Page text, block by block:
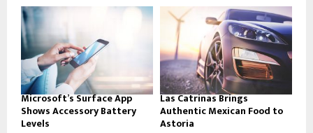
Microsoft’s Surface App
Shows Accessory Battery
Levels
Las Catrinas Brings
Authentic Mexican Food to
Astoria